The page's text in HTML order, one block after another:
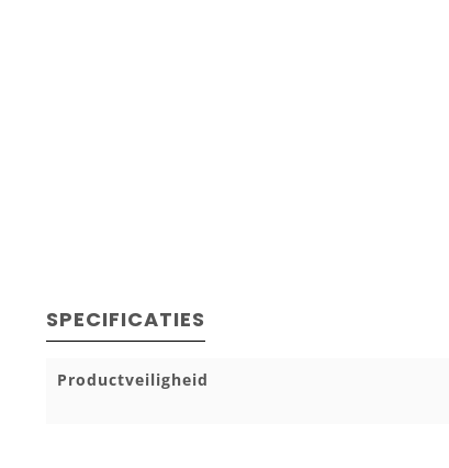
SPECIFICATIES
Productveiligheid